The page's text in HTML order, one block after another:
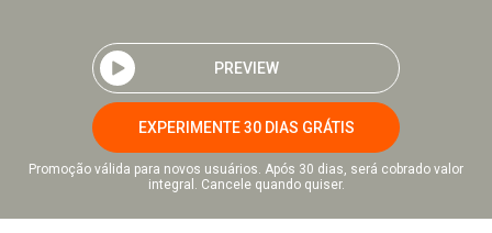
PREVIEW
EXPERIMENTE 30 DIAS GRÁTIS
Promoção válida para novos usuários. Após 30 dias, será cobrado valor
integral. Cancele quando quiser.